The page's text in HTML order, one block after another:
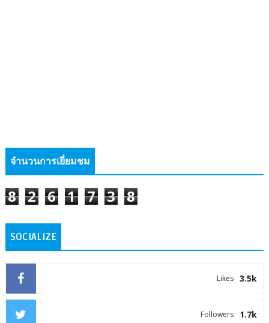
จำนวนการเยี่ยมชม
8 2 6 1 7 3 8
SOCIALIZE
3.5k
Likes
1.7k
Followers